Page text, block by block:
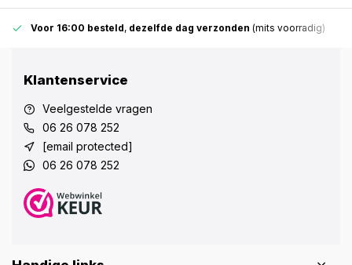
Voor 16:00 besteld, dezelfde dag verzonden (mits voorradig)
Klantenservice
Veelgestelde vragen
06 26 078 252
[email protected]
06 26 078 252